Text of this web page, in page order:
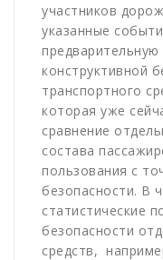
участников
указанные
предварительную
конструктивной
транспортного
которая уже
сравнение
состава
пользования с
безопасности. В
статистические
безопасности
средств,